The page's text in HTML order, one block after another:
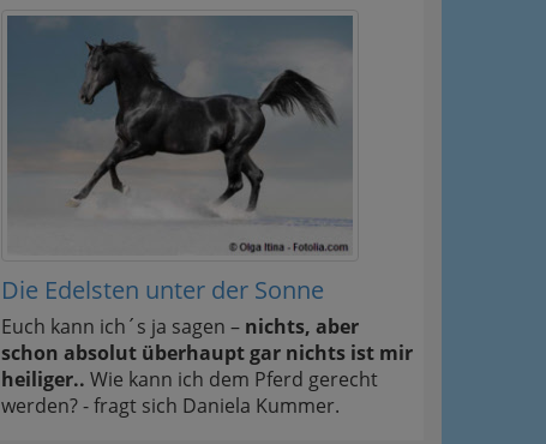
Die Edelsten unter der Sonne
Euch kann ich´s ja sagen – nichts, aber
schon absolut überhaupt gar nichts ist mir
heiliger.. Wie kann ich dem Pferd gerecht
werden? - fragt sich Daniela Kummer.